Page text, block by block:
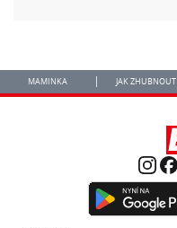
MAMINKA JAK ZHUBNOUT